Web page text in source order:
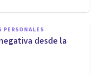
PERSONALES
desde la